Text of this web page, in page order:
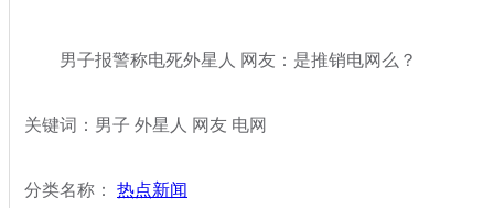
男子报警称电死外星人 网友：是推销电网么？
关键词：男子 外星人 网友 电网
分类名称： 热点新闻